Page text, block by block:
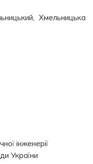
Хмельницька
інженерії
України